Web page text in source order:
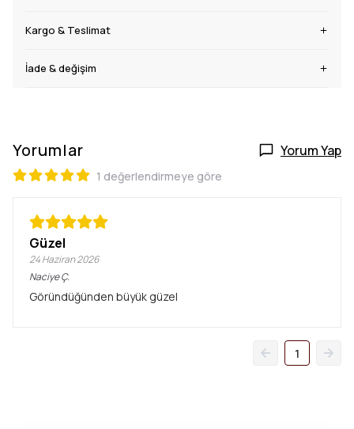
Kargo & Teslimat
İade & değişim
Yorumlar Yorum Yap
1 değerlendirmeye göre
Güzel
24 Haziran 2026
NaciyeÇ.
Göründüğünden büyük güzel
1